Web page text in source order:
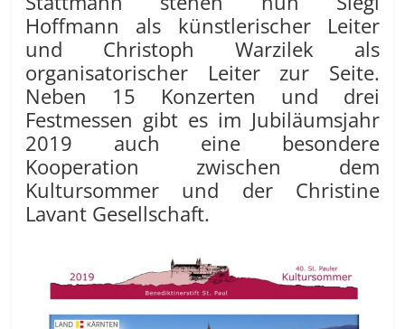
Hoffmann als künstlerischer Leiter
und Christoph Warzilek als
organisatorischer Leiter zur Seite.
Neben 15 Konzerten und drei
Festmessen gibt es im Jubiläumsjahr
2019 auch eine besondere
Kooperation zwischen dem
Kultursommer und der Christine
Lavant Gesellschaft.